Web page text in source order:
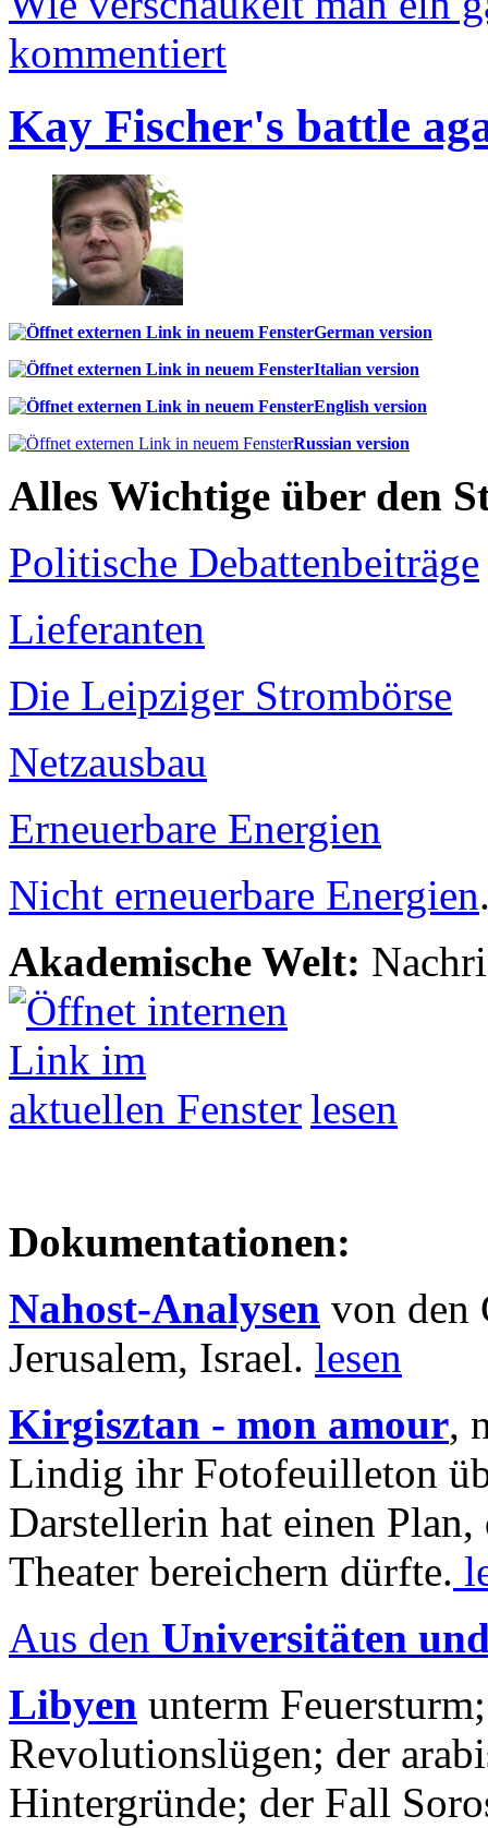
kommentiert
Kay Fischer's battle
German version
Italian version
English version
Russian version
Alles Wichtige über den
Politische Debattenbeiträge
Lieferanten
Die Leipziger Strombörse
Netzausbau
Erneuerbare Energien
Nicht erneuerbare Energien
Akademische Welt:
lesen
Dokumentationen:
Nahost-Analysen von den
Jerusalem, Israel. lesen
Kirgisztan - mon amour,
Lindig ihr Fotofeuilleton
Darstellerin hat einen Plan,
Theater bereichern dürfte.
Aus den Universitäten
Libyen unterm
Revolutionslügen; der
Hintergründe; der Fall